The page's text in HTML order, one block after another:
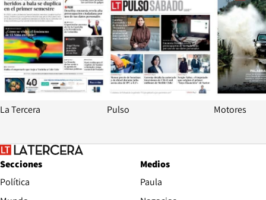
La Tercera Pulso Motores
Secciones
Política
Medios
Paula